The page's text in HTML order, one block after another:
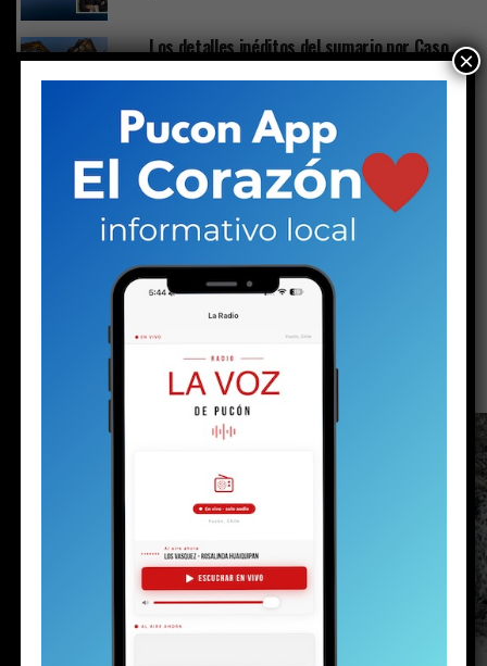
Los detalles inéditos del sumario por Caso
Sobresueldos: ex-Administrador y asesor
financiero del alcalde dicen que las
remuneraciones fueron pactadas con el jefe
comunal
Luego de la nevada viene el viento:
el invierno no da tregua en Pucón
17 horas atrás en
Agosto 8, 2026
×